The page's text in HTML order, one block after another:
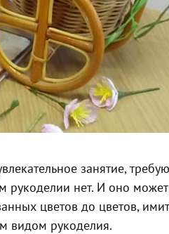
занятие,
рукоделии нет. И оно
цветов до цветов,
видом рукоделия.